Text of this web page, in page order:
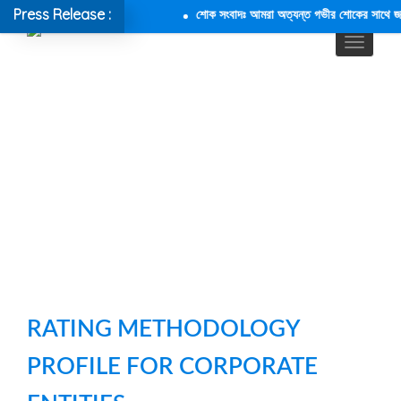
Press Release : শোক সংবাদঃ আমরা অত্যন্ত গভীর শোকের সাথে
RATING METHODOLOGY
PROFILE FOR CORPORATE